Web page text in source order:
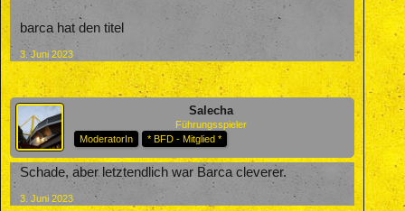
barca hat den titel
3. Juni 2023
Salecha
Führungsspieler
ModeratorIn
* BFD - Mitglied *
Schade, aber letztendlich war Barca cleverer.
3. Juni 2023